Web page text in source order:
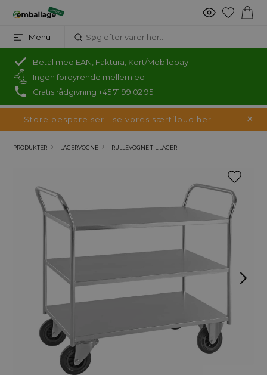
Menu
Betal med EAN, Faktura, Kort/Mobilepay
Ingen fordyrende mellemled
Gratis rådgivning +45 71 99 02 95
Store besparelser - se vores særtilbud her
PRODUKTER LAGERVOGNE RULLEVOGNE TIL LAGER